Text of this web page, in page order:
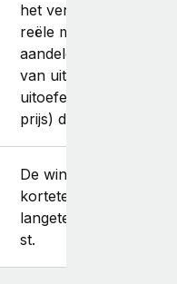
het verschil tussen de
reële marktwaarde
aandelen op het
van uitoefening en de
uitoefenprijs (of
prijs) die je teamlid
De winst wordt belast
kortetermijn- of
st.